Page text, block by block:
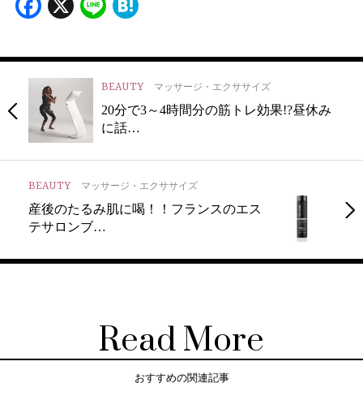
BEAUTY マッサージ・エクササイズ
20分で3～4時間分の筋トレ効果!?昼休み
に話…
BEAUTY マッサージ・エクササイズ
産後のたるみ肌に喝！！フランスのエス
テサロンブ…
Read More
おすすめの関連記事